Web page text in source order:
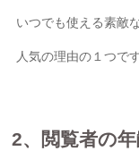
いつでも使える素敵
人気の理由の１つです
2、閲覧者の